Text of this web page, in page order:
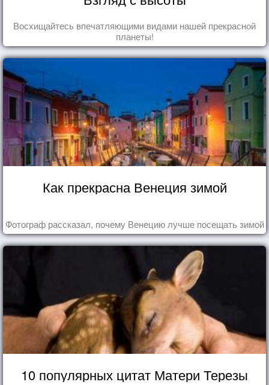
Восхищайтесь впечатляющими видами нашей прекрасной
планеты!
Как прекрасна Венеция зимой
Фотограф рассказал, почему Венецию лучше посещать зимой
10 популярных цитат Матери Терезы